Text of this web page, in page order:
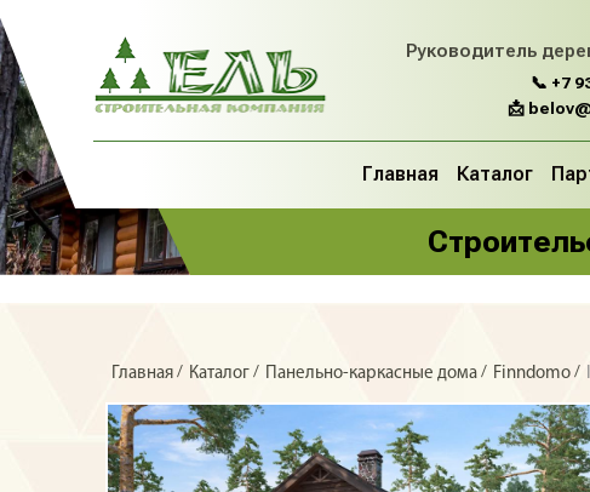
Руководитель
📞 +7
📩
Главная Каталог
Главная / Каталог / Панельно-каркасные дома / Finndomo /